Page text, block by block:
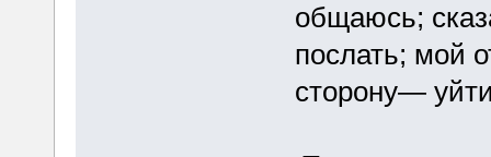
общаюсь;
послать; мой
сторону—